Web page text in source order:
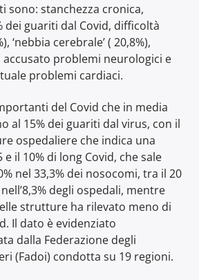
sono: stanchezza cronica,
dei guariti dal Covid, difficoltà
‘nebbia cerebrale’ ( 20,8%),
accusato problemi neurologici e
problemi cardiaci.
del Covid che in media
al 15% dei guariti dal virus, con il
ospedaliere che indica una
il 10% di long Covid, che sale
nel 33,3% dei nosocomi, tra il 20
degli ospedali, mentre
strutture ha rilevato meno di
Il dato è evidenziato
dalla Federazione degli
(Fadoi) condotta su 19 regioni.